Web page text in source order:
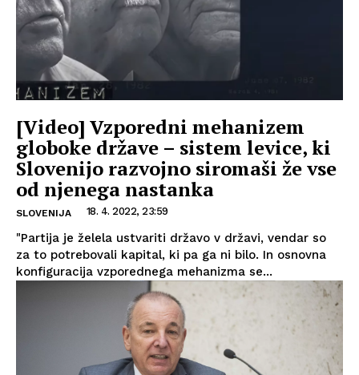
[Video] Vzporedni mehanizem
globoke države – sistem levice, ki
Slovenijo razvojno siromaši že vse
od njenega nastanka
SLOVENIJA 18. 4. 2022, 23:59
"Partija je želela ustvariti državo v državi, vendar so
za to potrebovali kapital, ki pa ga ni bilo. In osnovna
konfiguracija vzporednega mehanizma se...